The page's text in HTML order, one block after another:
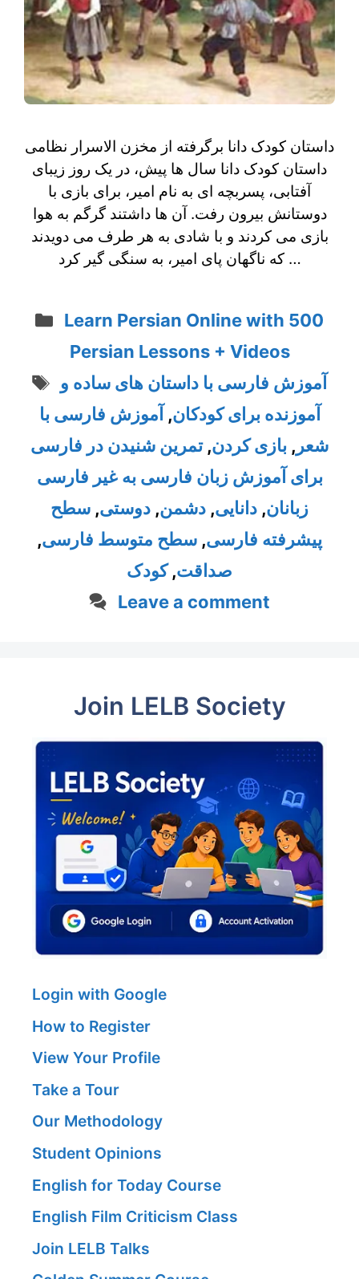
داستان کودک دانا برگرفته از مخزن الاسرار نظامی
داستان کودک دانا سال ها پیش، در یک روز زیبای
آفتابی، پسربچه ای به نام امیر، برای بازی با
دوستانش بیرون رفت. آن ها داشتند گرگم به هوا
بازی می کردند و با شادی به هر طرف می دویدند
که ناگهان پای امیر، به سنگی گیر کرد …
Categories
Learn Persian Online with 500
Persian Lessons + Videos
Tags
آموزش فارسی با داستان های ساده و
آموزنده برای کودکان, آموزش فارسی با
شعر , بازی کردن,تمرین شنیدن در فارسی
برای آموزش زبان فارسی به غیر فارسی
زبانان, دانایی, دشمن, دوستی, سطح
پیشرفته فارسی, سطح متوسط فارسی,
صداقت,کودک
Leave a comment
Join LELB Society
Login with Google
How to Register
View Your Profile
Take a Tour
Our Methodology
Student Opinions
English for Today Course
English Film Criticism Class
Join LELB Talks